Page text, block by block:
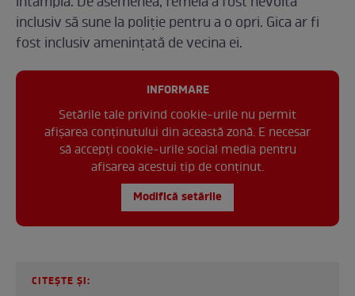
inclusiv să sune la poliție pentru a o opri. Gica ar fi
fost inclusiv amenințată de vecina ei.
INFORMARE
Setările tale privind cookie-urile nu permit
afișarea conținutului din această zonă. E necesar
să accepți cookie-urile social media pentru
afisarea acestui tip de conținut.
Modifică setările
CITEȘTE ȘI: